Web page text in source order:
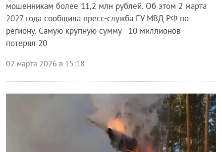
мошенникам более 11,2 млн рублей. Об этом 2 марта
2027 года сообщила пресс-служба ГУ МВД РФ по
региону. Самую крупную сумму - 10 миллионов -
потерял 20
02 марта 2026 в 15:18